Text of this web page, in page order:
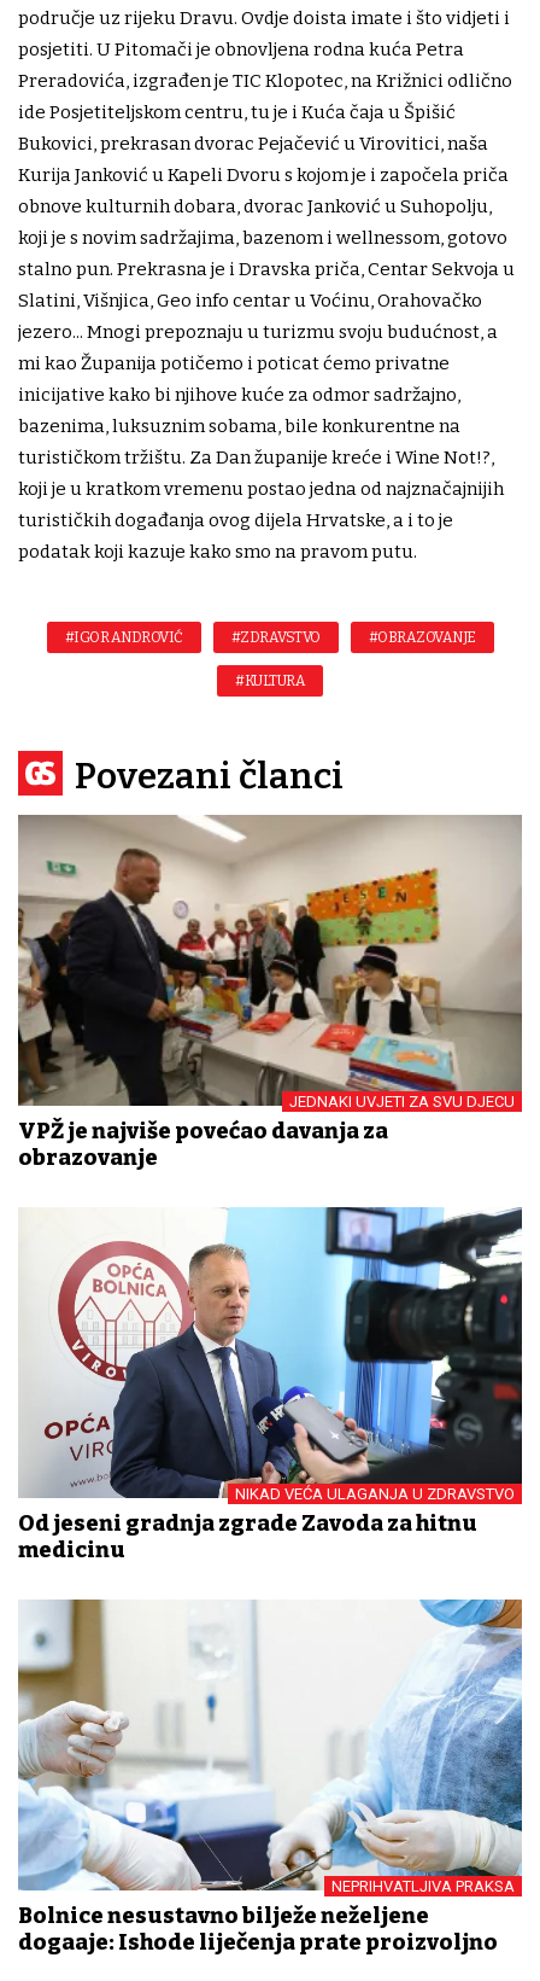
područje uz rijeku Dravu. Ovdje doista imate i što vidjeti i
posjetiti. U Pitomači je obnovljena rodna kuća Petra
Preradovića, izgrađen je TIC Klopotec, na Križnici odlično
ide Posjetiteljskom centru, tu je i Kuća čaja u Špišić
Bukovici, prekrasan dvorac Pejačević u Virovitici, naša
Kurija Janković u Kapeli Dvoru s kojom je i započela priča
obnove kulturnih dobara, dvorac Janković u Suhopolju,
koji je s novim sadržajima, bazenom i wellnessom, gotovo
stalno pun. Prekrasna je i Dravska priča, Centar Sekvoja u
Slatini, Višnjica, Geo info centar u Voćinu, Orahovačko
jezero... Mnogi prepoznaju u turizmu svoju budućnost, a
mi kao Županija potičemo i poticat ćemo privatne
inicijative kako bi njihove kuće za odmor sadržajno,
bazenima, luksuznim sobama, bile konkurentne na
turističkom tržištu. Za Dan županije kreće i Wine Not!?,
koji je u kratkom vremenu postao jedna od najznačajnijih
turističkih događanja ovog dijela Hrvatske, a i to je
podatak koji kazuje kako smo na pravom putu.
#IGOR ANDROVIĆ #ZDRAVSTVO #OBRAZOVANJE
#KULTURA
Povezani članci
JEDNAKI UVJETI ZA SVU DJECU
VPŽ je najviše povećao davanja za
obrazovanje
NIKAD VEĆA ULAGANJA U ZDRAVSTVO
Od jeseni gradnja zgrade Zavoda za hitnu
medicinu
NEPRIHVATLJIVA PRAKSA
Bolnice nesustavno bilježe neželjene
događaje: Ishode liječenja prate proizvoljno